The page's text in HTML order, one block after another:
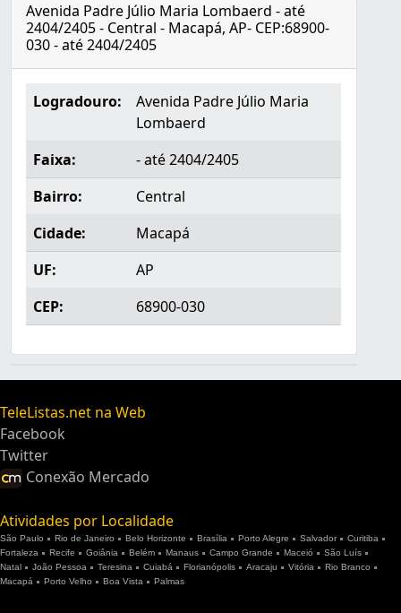
Avenida Padre Júlio Maria Lombaerd - até
2404/2405 - Central - Macapá, AP- CEP:68900-
030 - até 2404/2405
Logradouro:
Avenida Padre Júlio Maria
Lombaerd
Faixa:
- até 2404/2405
Bairro:
Central
Cidade:
Macapá
UF:
AP
CEP:
68900-030
TeleListas.net na Web
Facebook
Twitter
Conexão Mercado
Atividades por Localidade
São Paulo Rio de Janeiro Belo Horizonte Brasília Porto Alegre Salvador
Curitiba
Fortaleza
Recife Goiânia Belém Manaus Campo Grande Maceió
São Luís
Natal
João Pessoa Teresina Cuiabá Florianópolis Aracaju Vitória
Rio Branco
Macapá
Porto Velho Boa Vista Palmas